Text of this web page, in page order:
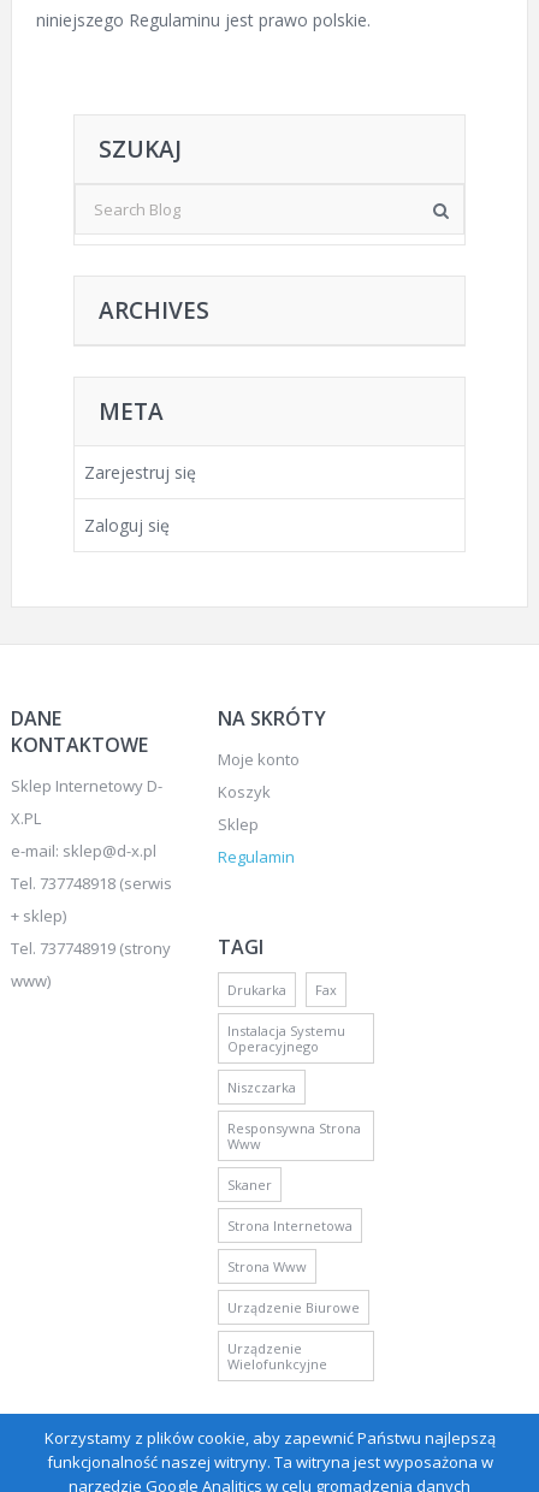
niniejszego Regulaminu jest prawo polskie.
SZUKAJ
ARCHIVES
META
Zarejestruj się
Zaloguj się
DANE
KONTAKTOWE
Sklep Internetowy D-
X.PL
e-mail: sklep@d-x.pl
Tel. 737748918 (serwis
+ sklep)
Tel. 737748919 (strony
www)
NA SKRÓTY
Moje konto
Koszyk
Sklep
Regulamin
TAGI
Drukarka Fax
Instalacja Systemu
Operacyjnego
Niszczarka
Responsywna Strona
Www
Skaner
Strona Internetowa
Strona Www
Urządzenie Biurowe
Urządzenie
Wielofunkcyjne
Theme byDigital Xperts
Korzystamy z plików cookie, aby zapewnić Państwu najlepszą
funkcjonalność naszej witryny. Ta witryna jest wyposażona w
narzędzie Google Analitics w celu gromadzenia danych